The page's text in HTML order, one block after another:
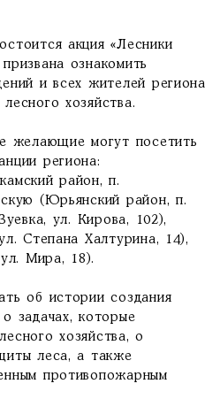
акция «Лесники
ознакомить
и всех жителей региона
хозяйства.
желающие могут посетить
региона:
район, п.
(Юрьянский район, п.
ул. Кирова, 102),
Степана Халтурина, 14),
Мира, 18).
об истории создания
задачах, которые
хозяйства, о
леса, а также
противопожарным